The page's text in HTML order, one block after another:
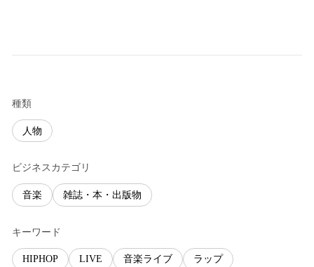
種類
人物
ビジネスカテゴリ
音楽 雑誌・本・出版物
キーワード
HIPHOP LIVE 音楽ライブ ラップ